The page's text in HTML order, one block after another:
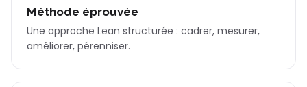
Méthode éprouvée
Une approche Lean structurée : cadrer, mesurer,
améliorer, pérenniser.